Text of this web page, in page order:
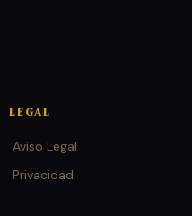
LEGAL
Aviso Legal
Privacidad